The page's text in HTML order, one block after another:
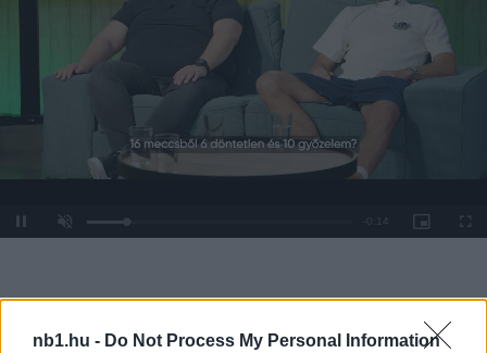
nb1.hu - Do Not Process My Personal Information
UnmuteLoaded:
0%